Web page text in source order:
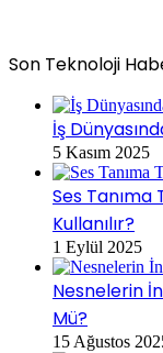
Son Teknoloji
İş
5 Kasım 2025
Ses Tanıma
Kullanılır?
1 Eylül 2025
Nesnelerin
Mü?
15 Ağustos